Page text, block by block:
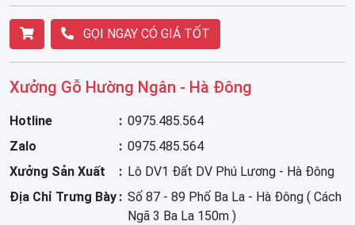
GỌI NGAY CÓ GIÁ TỐT
Xưởng Gỗ Hường Ngân - Hà Đông
Hotline
0975.485.564
Zalo
0975.485.564
Xưởng Sản Xuất
Lô DV1 Đất DV Phú Lương - Hà Đông
Địa Chỉ Trưng Bày
Số 87 - 89 Phố Ba La - Hà Đông ( Cách
Ngã 3 Ba La 150m )